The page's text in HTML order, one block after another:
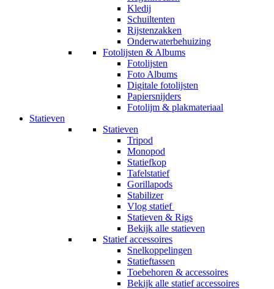
Kledij
Schuiltenten
Rijstenzakken
Onderwaterbehuizing
Fotolijsten & Albums
Fotolijsten
Foto Albums
Digitale fotolijsten
Papiersnijders
Fotolijm & plakmateriaal
Statieven
Statieven
Tripod
Monopod
Statiefkop
Tafelstatief
Gorillapods
Stabilizer
Vlog statief
Statieven & Rigs
Bekijk alle statieven
Statief accessoires
Snelkoppelingen
Statieftassen
Toebehoren & accessoires
Bekijk alle statief accessoires